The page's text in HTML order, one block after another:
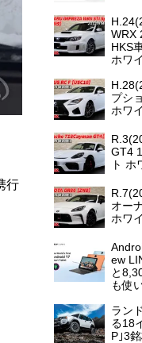
行
WRX
HKS
ホワ
プシ
ホワ
GT4
ト
オー
ホワ
ew
と
も使
ラン
る18
P｣3